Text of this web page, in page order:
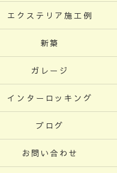
エクステリア施工例
新築
ガレージ
インターロッキング
ブログ
お問い合わせ